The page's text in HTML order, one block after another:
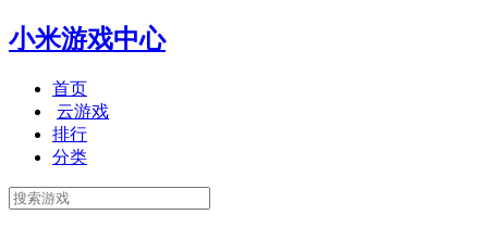
小米游戏中心
首页
云游戏
排行
分类